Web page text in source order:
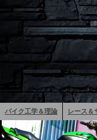
バイク工学＆理論 レース＆